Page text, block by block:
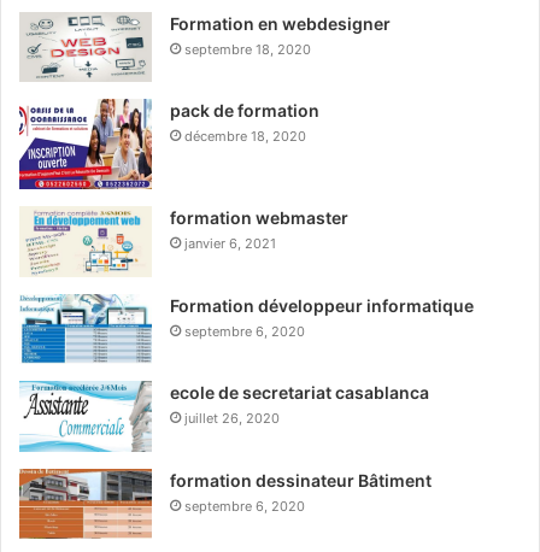
Formation en webdesigner
septembre 18, 2020
pack de formation
décembre 18, 2020
formation webmaster
janvier 6, 2021
Formation développeur informatique
septembre 6, 2020
ecole de secretariat casablanca
juillet 26, 2020
formation dessinateur Bâtiment
septembre 6, 2020